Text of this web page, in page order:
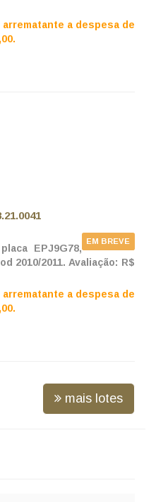
a despesa de
EM BREVE
EPJ9G78,
2010/2011. Avaliação: R$
a despesa de
mais lotes